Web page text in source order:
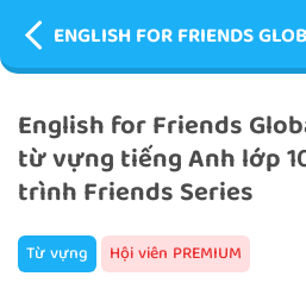
ENGLISH FOR FRIENDS
English for Friends
từ vựng tiếng Anh lớp
trình Friends Series
Từ vựng Hội viên PREMIUM